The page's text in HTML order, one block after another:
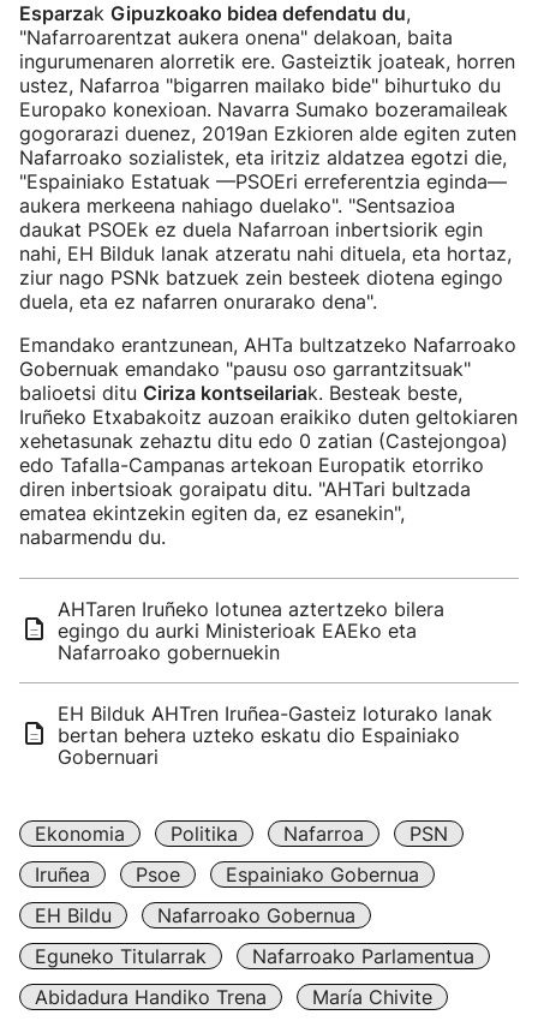
Esparzak Gipuzkoako bidea defendatu du,
"Nafarroarentzat aukera onena" delakoan, baita
ingurumenaren alorretik ere. Gasteiztik joateak, horren
ustez, Nafarroa "bigarren mailako bide" bihurtuko du
Europako konexioan. Navarra Sumako bozeramaileak
gogorarazi duenez, 2019an Ezkioren alde egiten zuten
Nafarroako sozialistek, eta iritziz aldatzea egotzi die,
"Espainiako Estatuak —PSOEri erreferentzia eginda—
aukera merkeena nahiago duelako". "Sentsazioa
daukat PSOEk ez duela Nafarroan inbertsiorik egin
nahi, EH Bilduk lanak atzeratu nahi dituela, eta hortaz,
ziur nago PSNk batzuek zein besteek diotena egingo
duela, eta ez nafarren onurarako dena".
Emandako erantzunean, AHTa bultzatzeko Nafarroako
Gobernuak emandako "pausu oso garrantzitsuak"
balioetsi ditu Ciriza kontseilariak. Besteak beste,
Iruñeko Etxabakoitz auzoan eraikiko duten geltokiaren
xehetasunak zehaztu ditu edo 0 zatian (Castejongoa)
edo Tafalla-Campanas artekoan Europatik etorriko
diren inbertsioak goraipatu ditu. "AHTari bultzada
ematea ekintzekin egiten da, ez esanekin",
nabarmendu du.
AHTaren Iruñeko lotunea aztertzeko bilera
egingo du aurki Ministerioak EAEko eta
Nafarroako gobernuekin
EH Bilduk AHTren Iruñea-Gasteiz loturako lanak
bertan behera uzteko eskatu dio Espainiako
Gobernuari
Ekonomia Politika Nafarroa
PSN
Iruñea
Psoe
Espainiako Gobernua
EH Bildu
Nafarroako Gobernua
Eguneko Titularrak
Nafarroako Parlamentua
Abidadura Handiko Trena
María Chivite